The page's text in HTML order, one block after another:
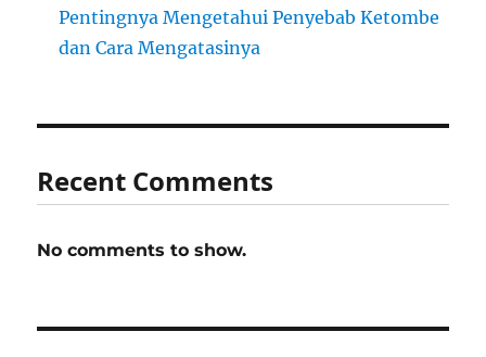
Pentingnya Mengetahui Penyebab Ketombe
dan Cara Mengatasinya
Recent Comments
No comments to show.